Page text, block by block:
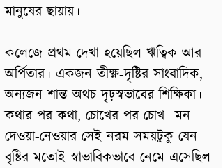
মানুষের ছায়ায়।
কলেজে প্রথম দেখা হয়েছিল ঋত্বিক আর
অর্পিতার। একজন তীক্ষ্ণ-দৃষ্টির সাংবাদিক,
অন্যজন শান্ত অথচ দৃঢ়স্বভাবের শিক্ষিকা।
কথার পর কথা, চোখের পর চোখ—মন
দেওয়া-নেওয়ার সেই নরম সময়টুকু যেন
বৃষ্টির মতোই স্বাভাবিকভাবে নেমে এসেছিল